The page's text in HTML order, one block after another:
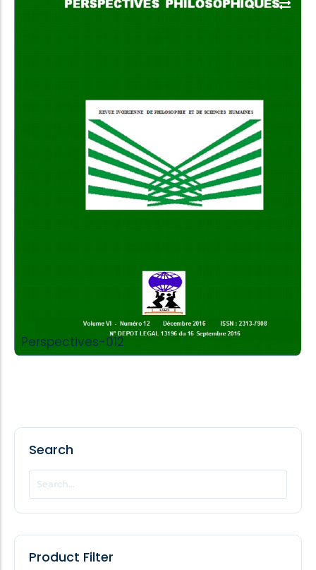
Perspectives-012
Buy Product
Search
Product Filter